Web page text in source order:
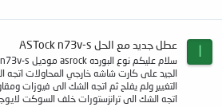
عطل جديد مع الحل ASTock n73v-s
الجيد على كارت شاشه خارجي المحاولات اتجه
التغيير ولم يفلح ثم اتجه الشك الى فيوزات
اتجه الشك الى ترانزستورات خلف السوكت